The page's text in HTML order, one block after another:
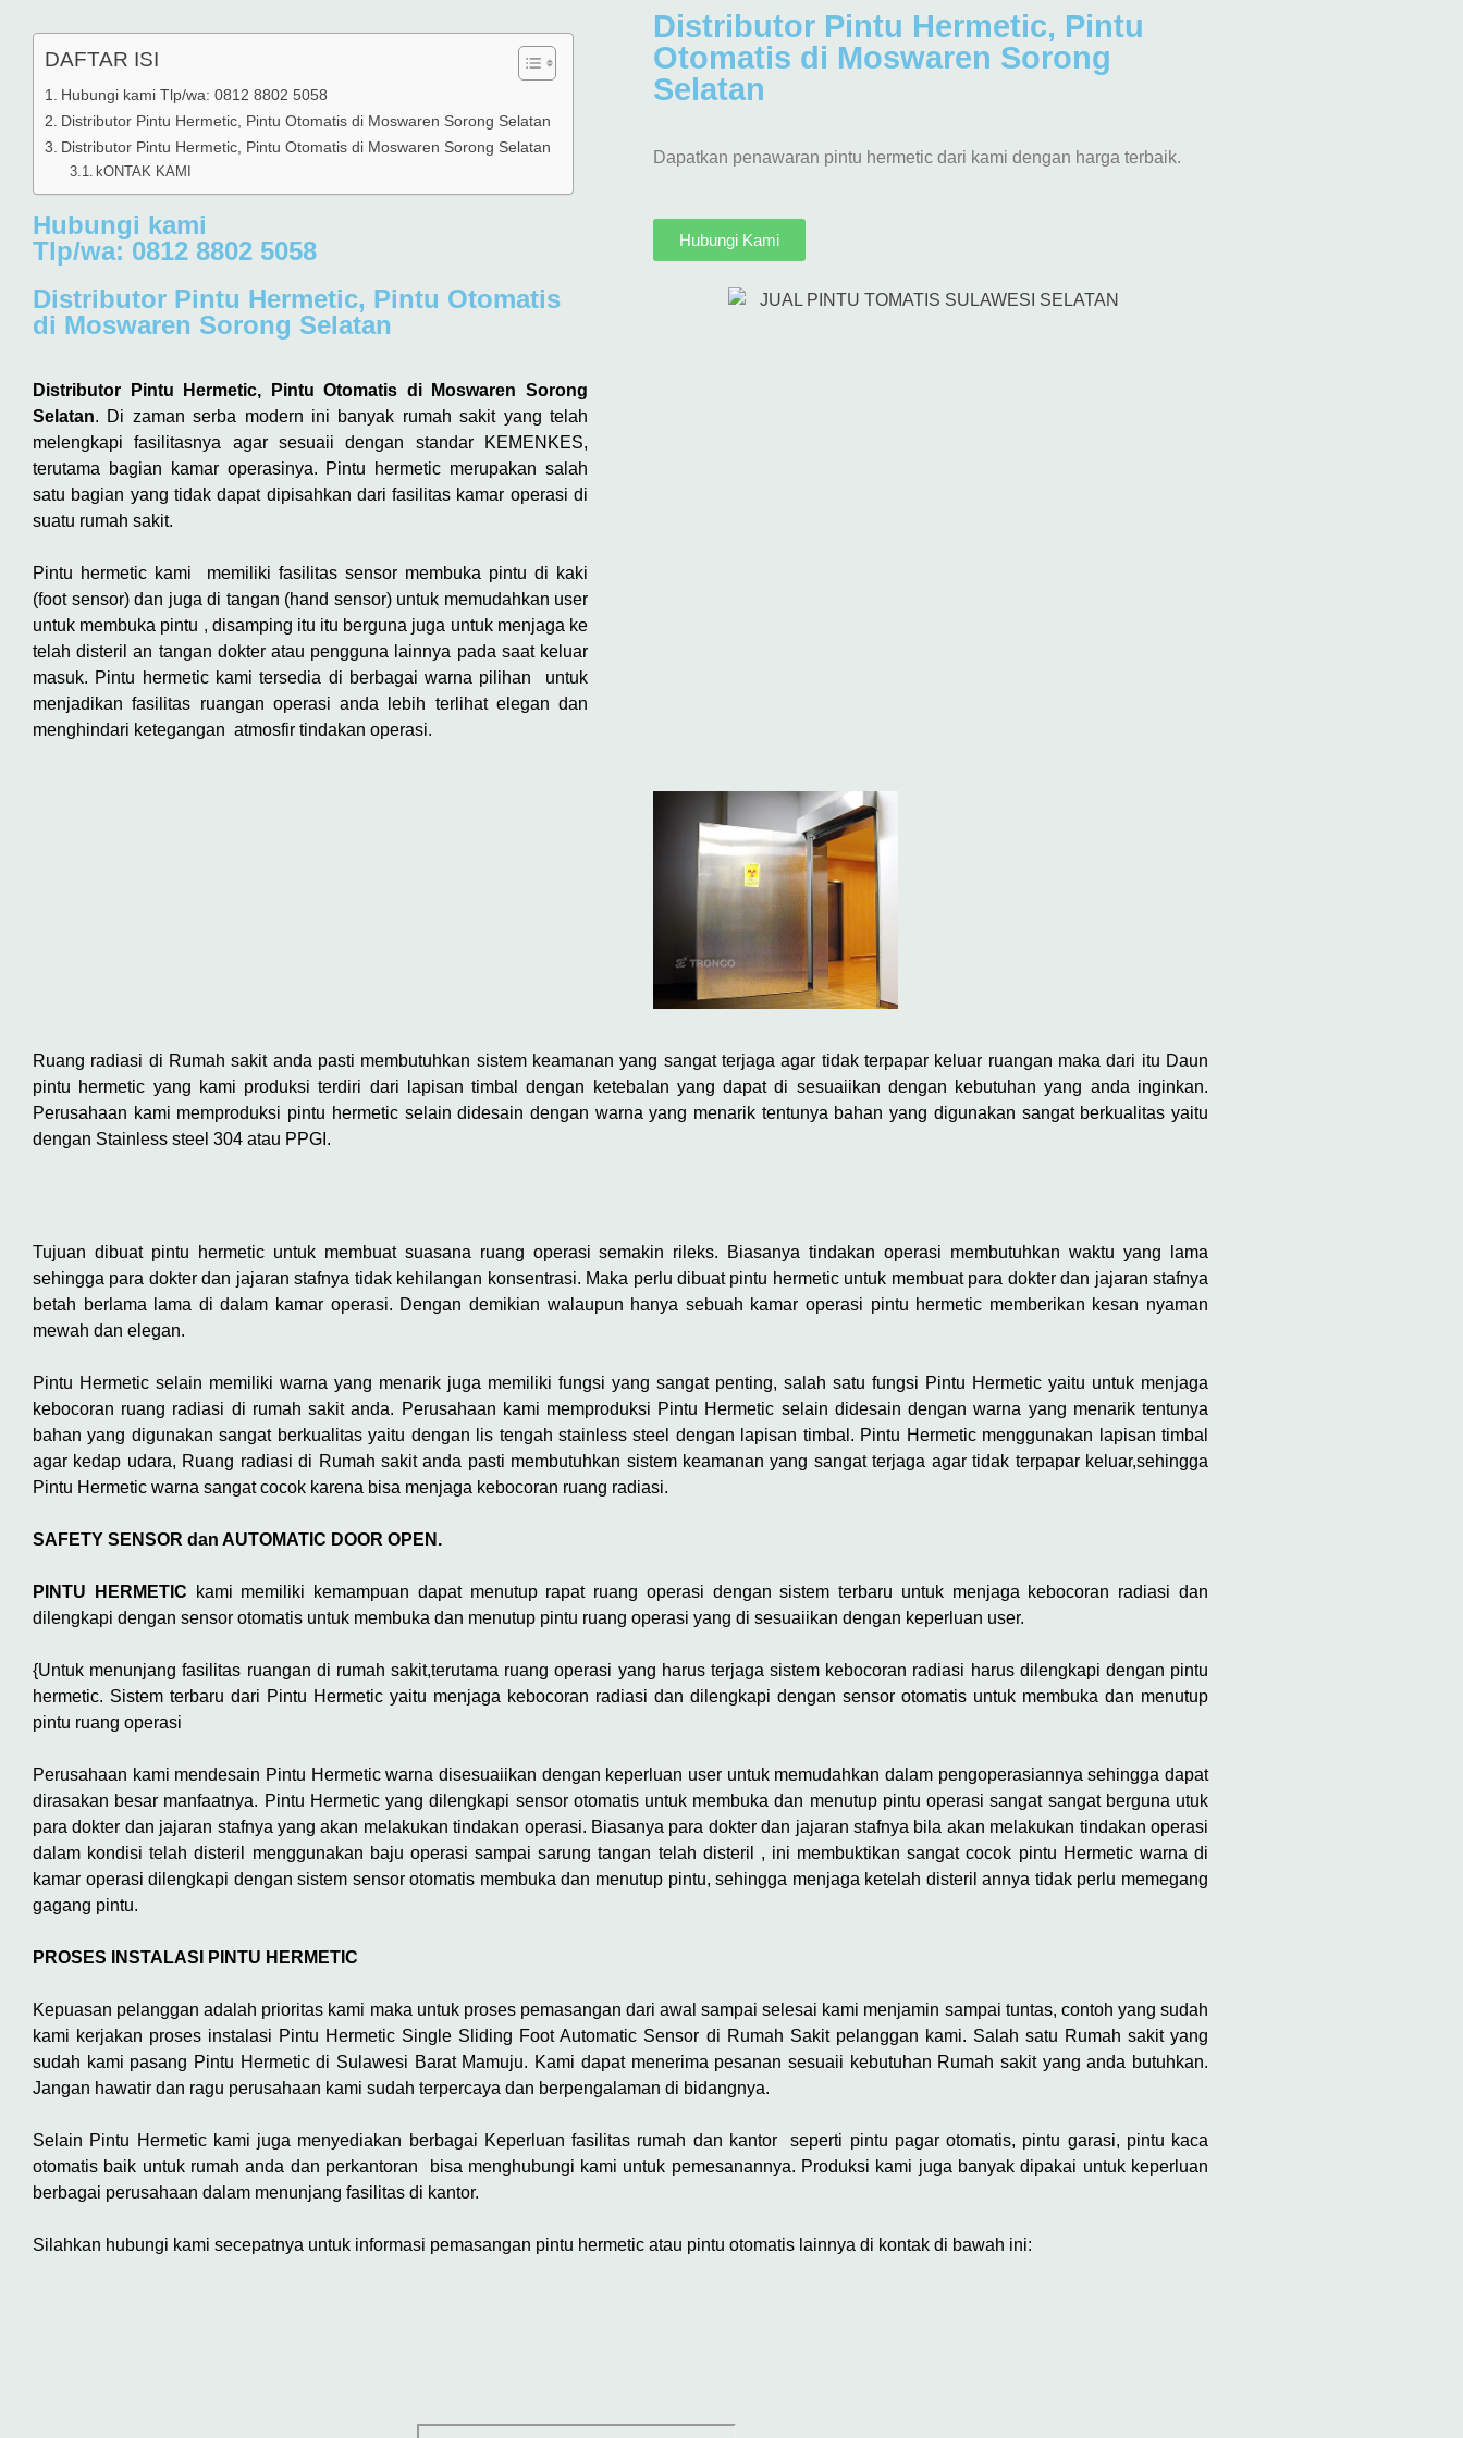
DAFTAR ISI
Hubungi kami Tlp/wa: 0812 8802 5058
Distributor Pintu Hermetic, Pintu Otomatis di Moswaren Sorong Selatan
Distributor Pintu Hermetic, Pintu Otomatis di Moswaren Sorong Selatan
kONTAK KAMI
Hubungi kami
Tlp/wa: 0812 8802 5058
Distributor Pintu Hermetic, Pintu
Otomatis di Moswaren Sorong
Selatan
Dapatkan penawaran pintu hermetic dari kami dengan harga terbaik.
Hubungi Kami
Distributor Pintu Hermetic, Pintu Otomatis
di Moswaren Sorong Selatan
Distributor Pintu Hermetic, Pintu Otomatis di Moswaren Sorong
Selatan. Di zaman serba modern ini banyak rumah sakit yang telah
melengkapi fasilitasnya agar sesuaii dengan standar KEMENKES,
terutama bagian kamar operasinya. Pintu hermetic merupakan salah
satu bagian yang tidak dapat dipisahkan dari fasilitas kamar operasi di
suatu rumah sakit.
Pintu hermetic kami memiliki fasilitas sensor membuka pintu di kaki
(foot sensor) dan juga di tangan (hand sensor) untuk memudahkan user
untuk membuka pintu , disamping itu itu berguna juga untuk menjaga ke
telah disteril an tangan dokter atau pengguna lainnya pada saat keluar
masuk. Pintu hermetic kami tersedia di berbagai warna pilihan untuk
menjadikan fasilitas ruangan operasi anda lebih terlihat elegan dan
menghindari ketegangan atmosfir tindakan operasi.
Ruang radiasi di Rumah sakit anda pasti membutuhkan sistem keamanan yang sangat terjaga agar tidak terpapar keluar ruangan maka dari itu Daun
pintu hermetic yang kami produksi terdiri dari lapisan timbal dengan ketebalan yang dapat di sesuaiikan dengan kebutuhan yang anda inginkan.
Perusahaan kami memproduksi pintu hermetic selain didesain dengan warna yang menarik tentunya bahan yang digunakan sangat berkualitas yaitu
dengan Stainless steel 304 atau PPGI.
Tujuan dibuat pintu hermetic untuk membuat suasana ruang operasi semakin rileks. Biasanya tindakan operasi membutuhkan waktu yang lama
sehingga para dokter dan jajaran stafnya tidak kehilangan konsentrasi. Maka perlu dibuat pintu hermetic untuk membuat para dokter dan jajaran stafnya
betah berlama lama di dalam kamar operasi. Dengan demikian walaupun hanya sebuah kamar operasi pintu hermetic memberikan kesan nyaman
mewah dan elegan.
Pintu Hermetic selain memiliki warna yang menarik juga memiliki fungsi yang sangat penting, salah satu fungsi Pintu Hermetic yaitu untuk menjaga
kebocoran ruang radiasi di rumah sakit anda. Perusahaan kami memproduksi Pintu Hermetic selain didesain dengan warna yang menarik tentunya
bahan yang digunakan sangat berkualitas yaitu dengan lis tengah stainless steel dengan lapisan timbal. Pintu Hermetic menggunakan lapisan timbal
agar kedap udara, Ruang radiasi di Rumah sakit anda pasti membutuhkan sistem keamanan yang sangat terjaga agar tidak terpapar keluar,sehingga
Pintu Hermetic warna sangat cocok karena bisa menjaga kebocoran ruang radiasi.
SAFETY SENSOR dan AUTOMATIC DOOR OPEN.
PINTU HERMETIC kami memiliki kemampuan dapat menutup rapat ruang operasi dengan sistem terbaru untuk menjaga kebocoran radiasi dan
dilengkapi dengan sensor otomatis untuk membuka dan menutup pintu ruang operasi yang di sesuaiikan dengan keperluan user.
{Untuk menunjang fasilitas ruangan di rumah sakit,terutama ruang operasi yang harus terjaga sistem kebocoran radiasi harus dilengkapi dengan pintu
hermetic. Sistem terbaru dari Pintu Hermetic yaitu menjaga kebocoran radiasi dan dilengkapi dengan sensor otomatis untuk membuka dan menutup
pintu ruang operasi
Perusahaan kami mendesain Pintu Hermetic warna disesuaiikan dengan keperluan user untuk memudahkan dalam pengoperasiannya sehingga dapat
dirasakan besar manfaatnya. Pintu Hermetic yang dilengkapi sensor otomatis untuk membuka dan menutup pintu operasi sangat sangat berguna utuk
para dokter dan jajaran stafnya yang akan melakukan tindakan operasi. Biasanya para dokter dan jajaran stafnya bila akan melakukan tindakan operasi
dalam kondisi telah disteril menggunakan baju operasi sampai sarung tangan telah disteril , ini membuktikan sangat cocok pintu Hermetic warna di
kamar operasi dilengkapi dengan sistem sensor otomatis membuka dan menutup pintu, sehingga menjaga ketelah disteril annya tidak perlu memegang
gagang pintu.
PROSES INSTALASI PINTU HERMETIC
Kepuasan pelanggan adalah prioritas kami maka untuk proses pemasangan dari awal sampai selesai kami menjamin sampai tuntas, contoh yang sudah
kami kerjakan proses instalasi Pintu Hermetic Single Sliding Foot Automatic Sensor di Rumah Sakit pelanggan kami. Salah satu Rumah sakit yang
sudah kami pasang Pintu Hermetic di Sulawesi Barat Mamuju. Kami dapat menerima pesanan sesuaii kebutuhan Rumah sakit yang anda butuhkan.
Jangan hawatir dan ragu perusahaan kami sudah terpercaya dan berpengalaman di bidangnya.
Selain Pintu Hermetic kami juga menyediakan berbagai Keperluan fasilitas rumah dan kantor seperti pintu pagar otomatis, pintu garasi, pintu kaca
otomatis baik untuk rumah anda dan perkantoran bisa menghubungi kami untuk pemesanannya. Produksi kami juga banyak dipakai untuk keperluan
berbagai perusahaan dalam menunjang fasilitas di kantor.
Silahkan hubungi kami secepatnya untuk informasi pemasangan pintu hermetic atau pintu otomatis lainnya di kontak di bawah ini: